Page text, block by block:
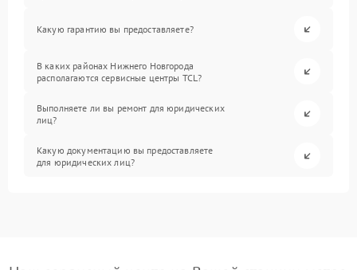
Какую гарантию вы предоставляете?
В каких районах Нижнего Новгорода
располагаются сервисные центры TCL?
Выполняете ли вы ремонт для юридических
лиц?
Какую документацию вы предоставляете
для юридических лиц?